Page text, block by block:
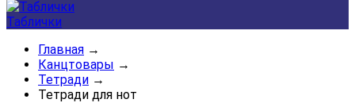
Таблички
Главная →
Канцтовары →
Тетради →
Тетради для нот